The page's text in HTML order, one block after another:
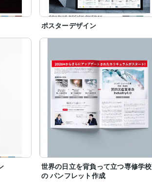
ポスターデザイン
世界の日立を背負って立つ専修学校
の パンフレット作成